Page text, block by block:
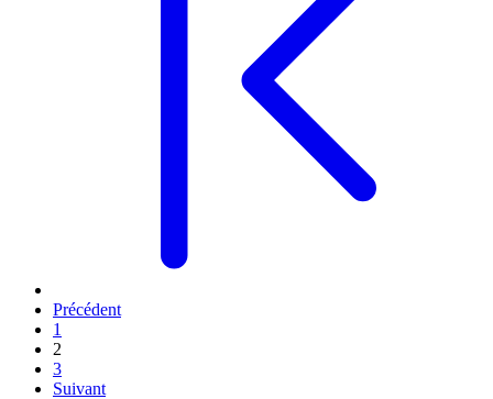
Précédent
1
2
3
Suivant